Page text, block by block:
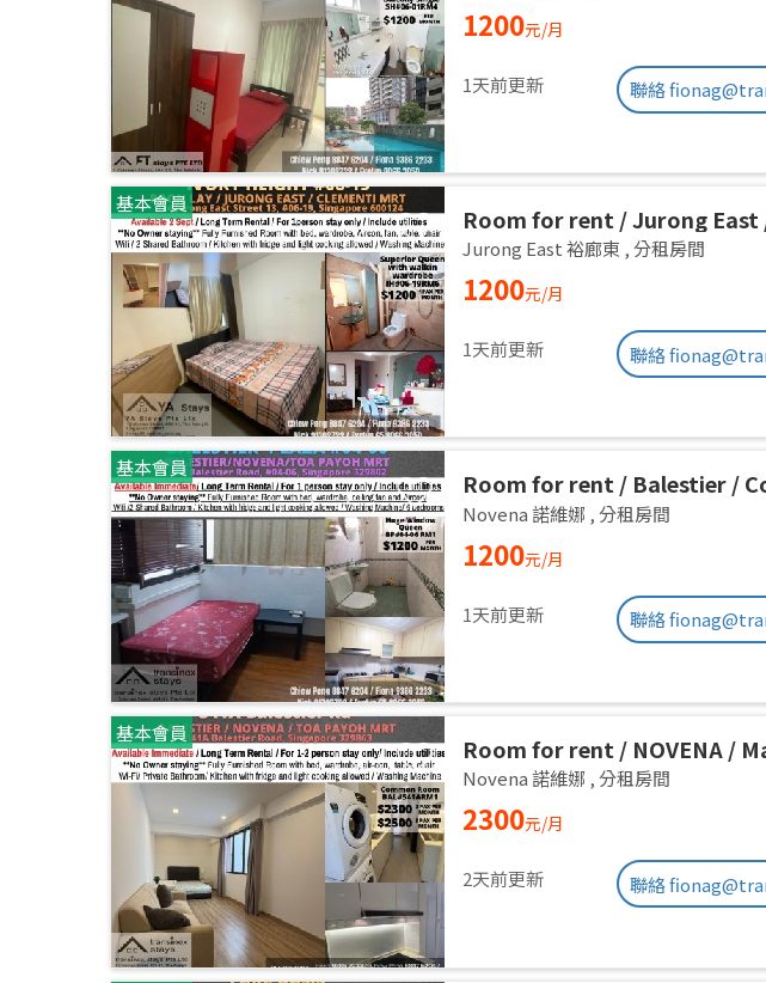
1200元/月
1天前更新 聯絡
基本會員
Room for rent / Jurong East
room / 1pax stay / Available 2
Jurong East 裕廊東 ,分租房間
1200元/月
1天前更新 聯絡
基本會員
Room for rent / Balestier /
room / 1pax stay / Available
Novena 諾維娜 ,分租房間
1200元/月
1天前更新 聯絡
基本會員
Room for rent / NOVENA /
2,3 pax stay / Available
Novena 諾維娜 ,分租房間
2300元/月
2天前更新 聯絡